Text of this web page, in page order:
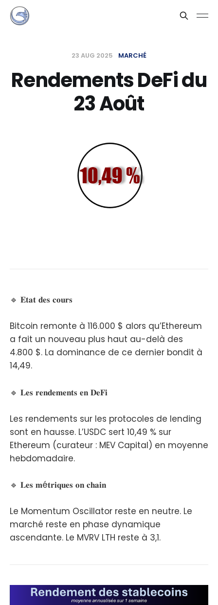
23 AUG 2025 MARCHÉ
Rendements DeFi du
23 Août
🔹 𝐄𝐭𝐚𝐭 𝐝𝐞𝐬 𝐜𝐨𝐮𝐫𝐬
Bitcoin remonte à 116.000 $ alors qu’Ethereum
a fait un nouveau plus haut au-delà des
4.800 $. La dominance de ce dernier bondit à
14,49.
🔹 𝐋𝐞𝐬 𝐫𝐞𝐧𝐝𝐞𝐦𝐞𝐧𝐭𝐬 𝐞𝐧 𝐃𝐞𝐅𝐢
Les rendements sur les protocoles de lending
sont en hausse. L’USDC sert 10,49 % sur
Ethereum (curateur : MEV Capital) en moyenne
hebdomadaire.
🔹 𝐋𝐞𝐬 𝐦é𝐭𝐫𝐢𝐪𝐮𝐞𝐬 𝐨𝐧 𝐜𝐡𝐚𝐢𝐧
Le Momentum Oscillator reste en neutre. Le
marché reste en phase dynamique
ascendante. Le MVRV LTH reste à 3,1.